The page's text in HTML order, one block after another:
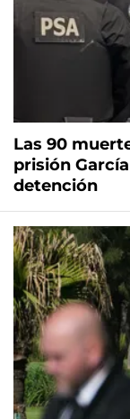
Las 90
prisión
detención